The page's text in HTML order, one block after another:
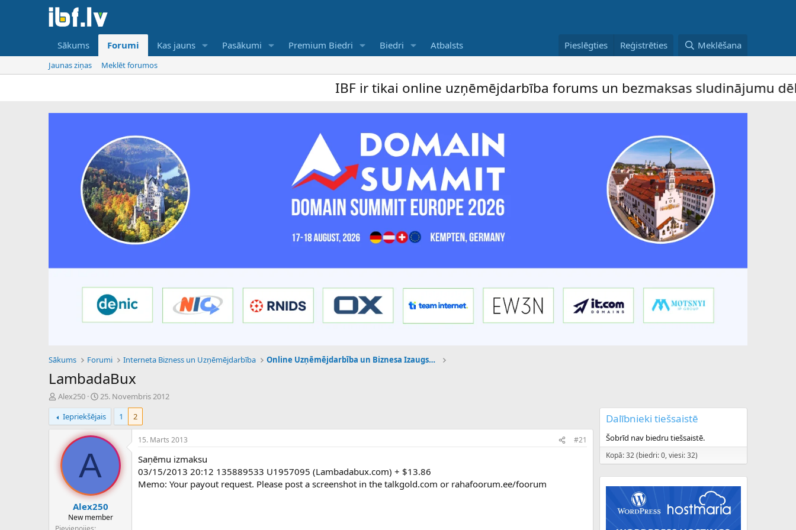
Sākums Forumi Kas jauns Pasākumi Premium Biedri Biedri Atbalsts Pieslēgties Reģistrēties Meklēšana
Jaunas ziņas Meklēt forumos
IBF ir tikai online uzņēmējdarbība forums un bezmaksas sludinājumu dēlis –
Sākums Forumi Interneta Bizness un Uzņēmējdarbība Online Uzņēmējdarbība un Biznesa Izaugsme
LambadaBux
P
a
v
e
e
n
a
ā
Alex250
S
ā
k
u
m
a
t
u
m
s
25. Novembris 2012
Iepriekšējais
1 2
A
Alex250
New member
15. Marts 2013 #21
Saņēmu izmaksu
03/15/2013 20:12 135889533 U1957095 (Lambadabux.com) + $13.86
Memo: Your payout request. Please post a screenshot in the talkgold.com or rahafoorum.ee/foorum
Dalībnieki tiešsaistē
Šobrīd nav biedru tiešsaistē.
Kopā: 32 (biedri: 0, viesi: 32)